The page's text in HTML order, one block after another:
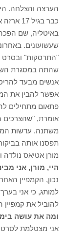
כבר
באיטליה, שם
שעשועונים.
"התרסקות" ובסרט
שהתה במסגרת
אנשים מבעד
אפשר להבין את
פתאום מתחילים
אומרת, "שהצרכים
משתנה. עדשות
תפסנו אותה
מורן אטיאס נולדה
היי, מורן, אני
נכון, הקמפיין
למותג, כי אני
להוביל את
ומה את עושה
אני מצטלמת לסרט